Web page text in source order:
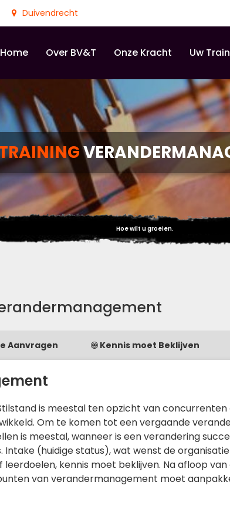
Duivendrecht
Home Over BV&T Onze Kracht Uw
Hoe wilt u groeien.
Aanvragen Kennis moet Beklijven
is meestal ten opzicht van
Om te komen tot een vergaande
is meestal, wanneer is een verandering
(huidige status), wat wenst de
kennis moet beklijven. Na afloop
van verandermanagement moet